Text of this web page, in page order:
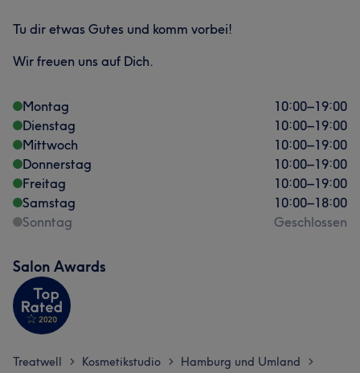
Tu dir etwas Gutes und komm vorbei!
Wir freuen uns auf Dich.
Montag 10:00–19:00
Dienstag
10:00–19:00
Mittwoch
10:00–19:00
Donnerstag
10:00–19:00
Freitag
10:00–19:00
Samstag
10:00–18:00
Sonntag
Geschlossen
Salon Awards
Treatwell > Kosmetikstudio > Hamburg und Umland >